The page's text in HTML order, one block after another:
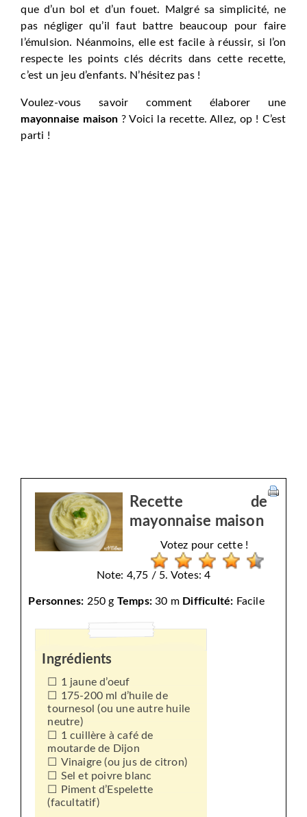
que d’un bol et d’un fouet. Malgré sa simplicité, ne
pas négliger qu’il faut battre beaucoup pour faire
l’émulsion. Néanmoins, elle est facile à réussir, si l’on
respecte les points clés décrits dans cette recette,
c’est un jeu d’enfants. N’hésitez pas !
Voulez-vous savoir comment élaborer une
mayonnaise maison ? Voici la recette. Allez, op ! C’est
parti !
Recette de
mayonnaise maison
Votez pour cette !
Note: 4,75 / 5. Votes: 4
Personnes: 250 g Temps: 30 m Difficulté: Facile
Ingrédients
1 jaune d’oeuf
175-200 ml d’huile de
tournesol (ou une autre huile
neutre)
1 cuillère à café de
moutarde de Dijon
Vinaigre (ou jus de citron)
Sel et poivre blanc
Piment d’Espelette
(facultatif)